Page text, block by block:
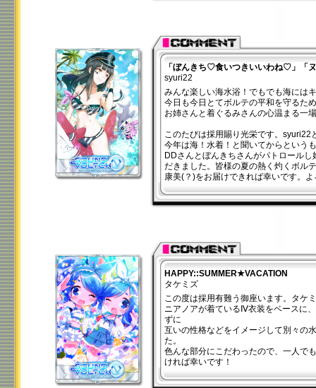
「ぼんきち♡食いつきいいわね♡」「
syuri22
みんな楽しい海水浴！でもでも海には
今日も今日とてボルテの平和を守るた
お姉さんと着ぐるみさんの心温まる一
このたびは採用賜り光栄です。syuri22
今年は海！水着！と聞いてからという
DDさんとぼんきちさんがパトロール
だきました。皆様の夏の熱く灼くボル
康美(？)をお届けできれば幸いです。
HAPPY::SUMMER★VACATION
タケミズ
この度は採用有難う御座います。タケ
ニアノアが着ているⅣ衣装をベースに
ずに
互いの性格などをイメージして別々の
た。
色んな部分にこだわったので、一人で
ければ幸いです！